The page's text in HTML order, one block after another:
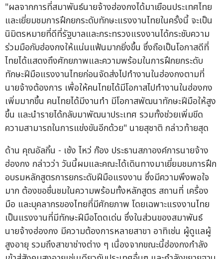
"ผลจากการที่สมาพันธ์นายจ้างฮ่องกงได้มาเยือนประเทศไทย
และเยี่ยมชมการฝึกยกระดับทักษะแรงงานไทยในครั้งนี้ จะเป็น
นิมิตรหมายที่ดีที่รัฐบาลและกระทรวงแรงงานได้กระชับความ
ร่วมมือกับฮ่องกงให้แน่นแฟ้นมากยิ่งขึ้น ซึ่งถือเป็นโอกาสดีที่
ไทยได้แสดงถึงศักยภาพและความพร้อมในการฝึกยกระดับ
ทักษะฝีมือแรงงานไทยก่อนจัดส่งไปทำงานในฮ่องกงตามที่
นายจ้างต้องการ เพื่อให้คนไทยได้มีโอกาสไปทำงานในฮ่องกง
เพิ่มมากขึ้น คนไทยได้มีงานทำ มีโอกาสพัฒนาทักษะฝีมือให้สูง
ขึ้น และนำรายได้กลับมาพัฒนาประเทศ รวมทั้งช่วยเพิ่มขีด
ความสามารถในการแข่งขันอีกด้วย" นายสุชาติ กล่าวท้ายสุด
ด้าน คุณอัลกิ้น - เช้ง ไหว่ ก๊อง ประธานสภาองค์การนายจ้าง
ฮ่องกง กล่าวว่า วันนี้ผมและคณะได้เดินทางมาเยี่ยมชมการฝึก
อบรมหลักสูตรการยกระดับฝีมือแรงงาน ซึ่งมีความพึงพอใจ
มาก ต้องขอชื่นชมในความพร้อมทั้งหลักสูตร สถานที่ เครื่อง
มือ และบุคลากรของไทยที่มีศักยภาพ โดยเฉพาะแรงงานไทย
เป็นแรงงานที่มีทักษะฝีมือโดดเด่น ซึ่งในส่วนของสมาพันธ์
นายจ้างฮ่องกง มีความต้องการหลายสาขา อาทิเช่น ผู้ดูแลผู้
สูงอายุ รวมถึงสาขาช่างต่าง ๆ เนื่องจากขณะนี้ฮ่องกงกำลัง